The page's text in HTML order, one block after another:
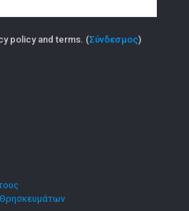
policy and terms. (Σύνδεσμος)
Θρησκευμάτων